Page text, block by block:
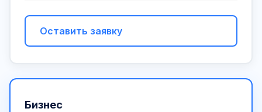
Оставить заявку
Бизнес